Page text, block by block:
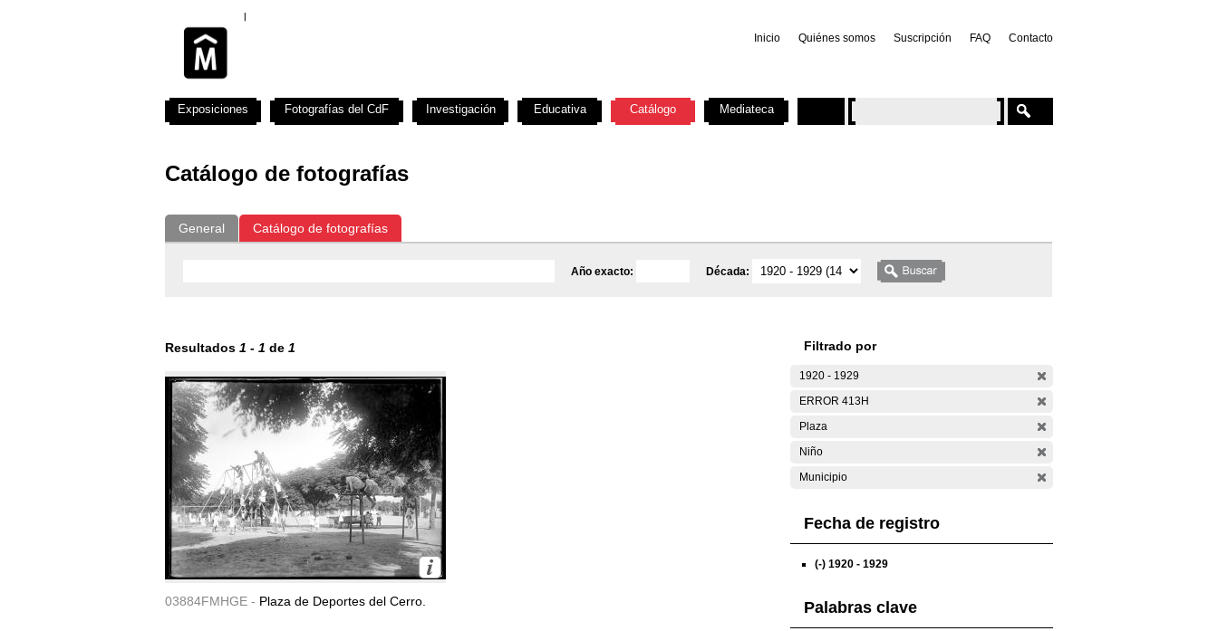
Inicio Quiénes somos Suscripción FAQ Contacto
Catálogo de fotografías
General Catálogo de fotografías
Año exacto: Década:
Resultados 1 - 1 de 1
03884FMHGE - Plaza de Deportes del Cerro.
Filtrado por
1920 - 1929
ERROR 413H
Plaza
Niño
Municipio
Fecha de registro
(-) 1920 - 1929
Palabras clave
Exposiciones Fotografías del CdF Investigación Educativa Catálogo Mediateca